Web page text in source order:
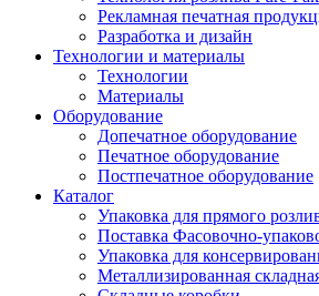
Рекламная печатная
Разработка и дизайн
Технологии и материалы
Технологии
Материалы
Оборудование
Допечатное оборудование
Печатное оборудование
Постпечатное оборудование
Каталог
Упаковка для прямого
Поставка Фасовочно-
Упаковка для
Металлизированная